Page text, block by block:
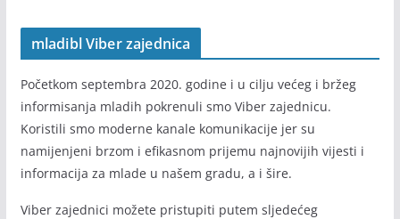
mladibl Viber zajednica
Početkom septembra 2020. godine i u cilju većeg i bržeg
informisanja mladih pokrenuli smo Viber zajednicu.
Koristili smo moderne kanale komunikacije jer su
namijenjeni brzom i efikasnom prijemu najnovijih vijesti i
informacija za mlade u našem gradu, a i šire.
Viber zajednici možete pristupiti putem sljedećeg